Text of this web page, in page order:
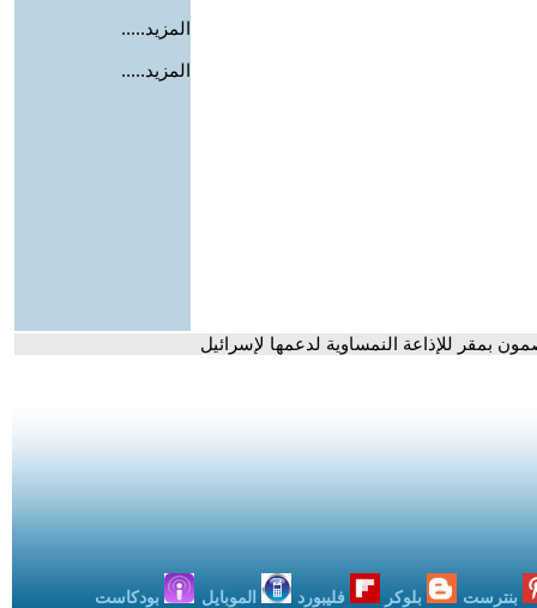
المزيد.....
المزيد.....
بمقر للإذاعة النمساوية لدعمها لإسرائيل
بنترست بلوكر فليبورد الموبايل بودكاست